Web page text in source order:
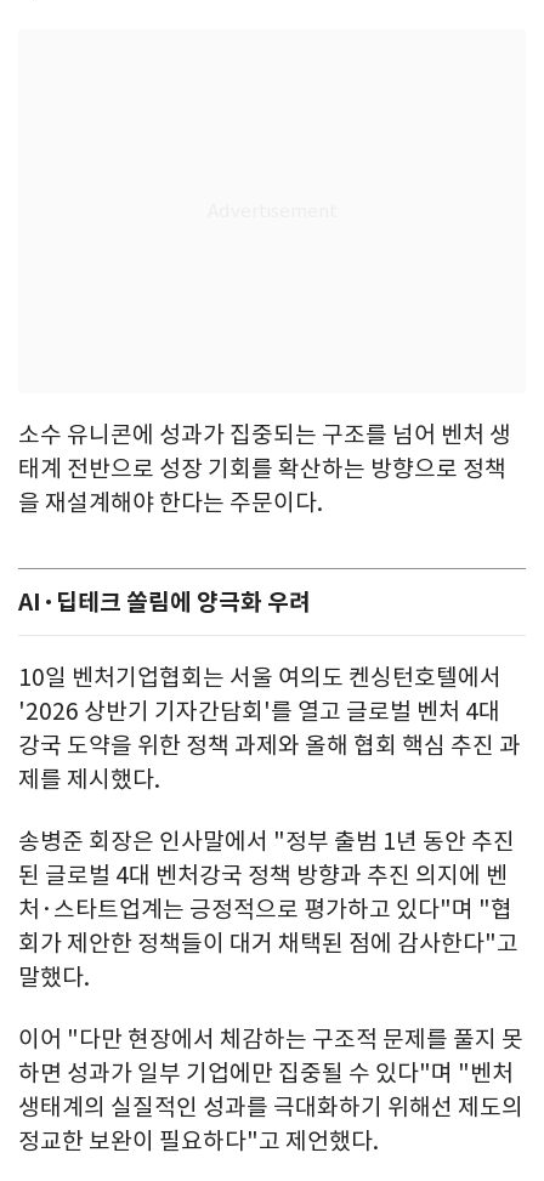
소수 유니콘에 성과가 집중되는 구조를 넘어 벤처 생
태계 전반으로 성장 기회를 확산하는 방향으로 정책
을 재설계해야 한다는 주문이다.
AI·딥테크 쏠림에 양극화 우려
10일 벤처기업협회는 서울 여의도 켄싱턴호텔에서
'2026 상반기 기자간담회'를 열고 글로벌 벤처 4대
강국 도약을 위한 정책 과제와 올해 협회 핵심 추진 과
제를 제시했다.
송병준 회장은 인사말에서 "정부 출범 1년 동안 추진
된 글로벌 4대 벤처강국 정책 방향과 추진 의지에 벤
처·스타트업계는 긍정적으로 평가하고 있다"며 "협
회가 제안한 정책들이 대거 채택된 점에 감사한다"고
말했다.
이어 "다만 현장에서 체감하는 구조적 문제를 풀지 못
하면 성과가 일부 기업에만 집중될 수 있다"며 "벤처
생태계의 실질적인 성과를 극대화하기 위해선 제도의
정교한 보완이 필요하다"고 제언했다.